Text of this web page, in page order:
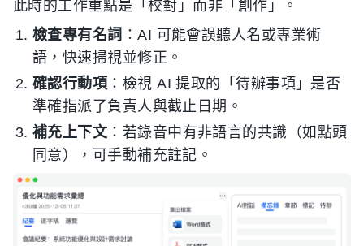
此時的工作重點是「校對」而非「創作」。
檢查專有名詞 ：AI 可能會誤聽人名或專業術
語，快速掃視並修正。
確認行動項 ：檢視 AI 提取的「待辦事項」是否
準確指派了負責人與截止日期。
補充上下文 ：若錄音中有非語言的共識（如點頭
同意），可手動補充註記。